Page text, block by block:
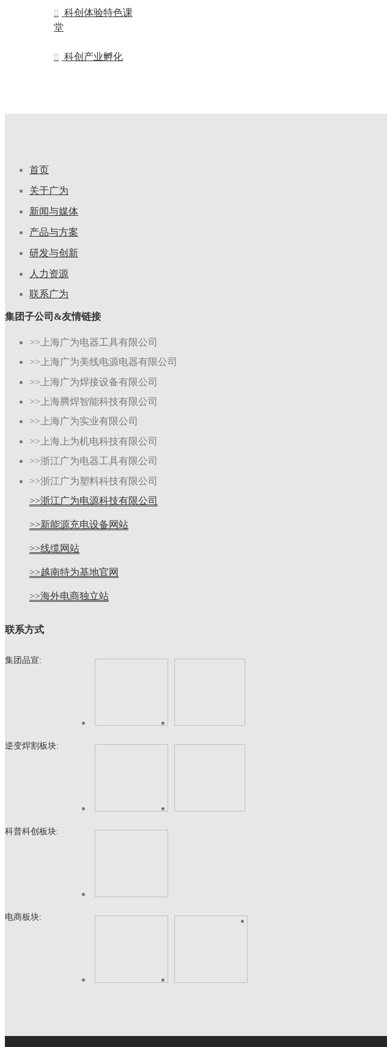
科创体验特色课
堂
科创产业孵化
首页
关于广为
新闻与媒体
产品与方案
研发与创新
人力资源
联系广为
集团子公司&友情链接
>>上海广为电器工具有限公司
>>上海广为美线电源电器有限公司
>>上海广为焊接设备有限公司
>>上海腾焊智能科技有限公司
>>上海广为实业有限公司
>>上海上为机电科技有限公司
>>浙江广为电器工具有限公司
>>浙江广为塑料科技有限公司
>>浙江广为电源科技有限公司
>>新能源充电设备网站
>>线缆网站
>>越南特为基地官网
>>海外电商独立站
联系方式
集团品宣:
逆变焊割板块:
科普科创板块:
电商板块: